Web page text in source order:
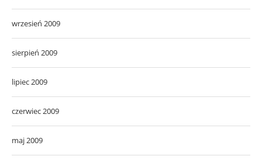
wrzesień 2009
sierpień 2009
lipiec 2009
czerwiec 2009
maj 2009